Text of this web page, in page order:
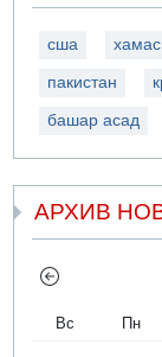
сша хамас
пакистан
башар асад
АРХИВ
Вс Пн